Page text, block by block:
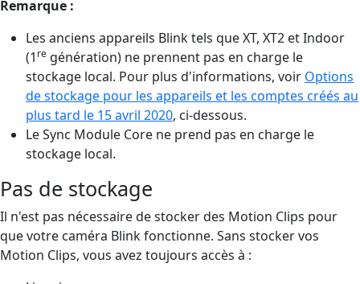
Remarque :
Les anciens appareils Blink tels que XT, XT2 et Indoor
(1 re génération) ne prennent pas en charge le
stockage local. Pour plus d'informations, voir Options
de stockage pour les appareils et les comptes créés au
plus tard le 15 avril 2020, ci-dessous.
Le Sync Module Core ne prend pas en charge le
stockage local.
Pas de stockage
Il n'est pas nécessaire de stocker des Motion Clips pour
que votre caméra Blink fonctionne. Sans stocker vos
Motion Clips, vous avez toujours accès à :